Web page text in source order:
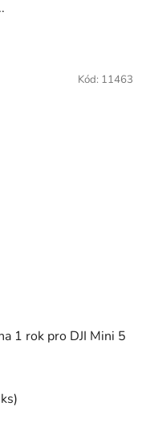
1 rok pro DJI Mini 5
Kód: 11463